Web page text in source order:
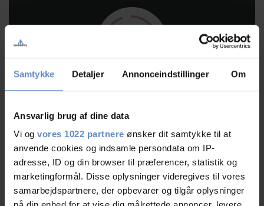
Samtykke Detaljer Annonceindstillinger Om
Ansvarlig brug af dine data
Vi og vores 1022 partnere ønsker dit samtykke til at
anvende cookies og indsamle persondata om IP-
adresse, ID og din browser til præferencer, statistik og
marketingformål. Disse oplysninger videregives til vores
samarbejdspartnere, der opbevarer og tilgår oplysninger
Læs mere